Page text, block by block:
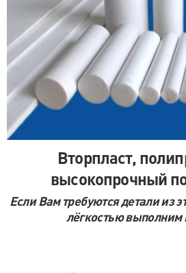
м. Парк Победы
пр. Юрия Гагарина, д.15
м. Московская
пр. Московский, 212, Дом
этаж, кабинет 1130, вход
м. Фрунзенская
ул. Киевская, д.32В
м. Купчино
ул. Ярослава Гашека, д.4,
Вторпласт,
высокопрочный
Если Вам требуются детали из
лёгкостью выполним